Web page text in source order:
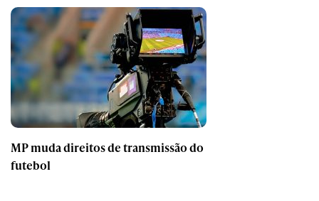
MP muda direitos de transmissão do
futebol